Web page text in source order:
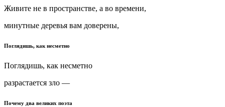
Живите не в пространстве, а во времени,
минутные деревья вам доверены,
Поглядишь, как несметно
Поглядишь, как несметно
разрастается зло —
Почему два великих поэта